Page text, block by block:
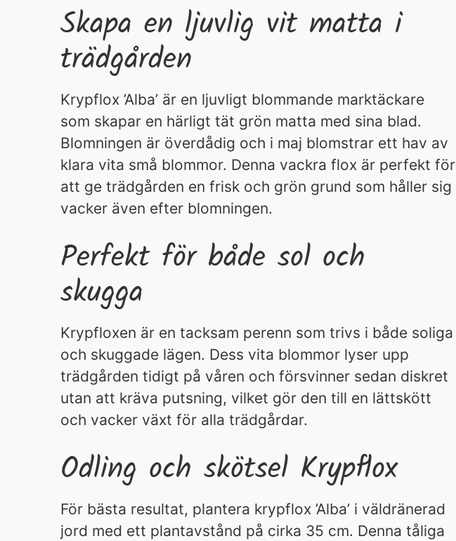
Skapa en ljuvlig vit matta i
trädgården
Krypflox ’Alba’ är en ljuvligt blommande marktäckare
som skapar en härligt tät grön matta med sina blad.
Blomningen är överdådig och i maj blomstrar ett hav av
klara vita små blommor. Denna vackra flox är perfekt för
att ge trädgården en frisk och grön grund som håller sig
vacker även efter blomningen.
Perfekt för både sol och
skugga
Krypfloxen är en tacksam perenn som trivs i både soliga
och skuggade lägen. Dess vita blommor lyser upp
trädgården tidigt på våren och försvinner sedan diskret
utan att kräva putsning, vilket gör den till en lättskött
och vacker växt för alla trädgårdar.
Odling och skötsel Krypflox
För bästa resultat, plantera krypflox ’Alba’ i väldränerad
jord med ett plantavstånd på cirka 35 cm. Denna tåliga